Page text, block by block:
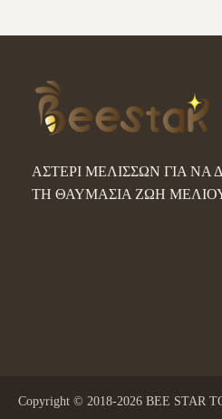
ΑΣΤΕΡΙ ΜΕΛΙΣΣΩΝ ΓΙΑ ΝΑ
ΤΗ ΘΑΥΜΑΣΙΑ ΖΩΗ
Copyright © 2018-2026 BEE STAR